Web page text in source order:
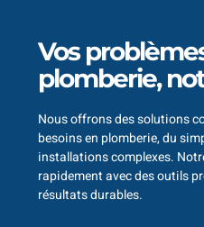
Vos
plomberie,
Nous offrons des solutions
besoins en plomberie, du
installations complexes.
rapidement avec des outils
résultats durables.